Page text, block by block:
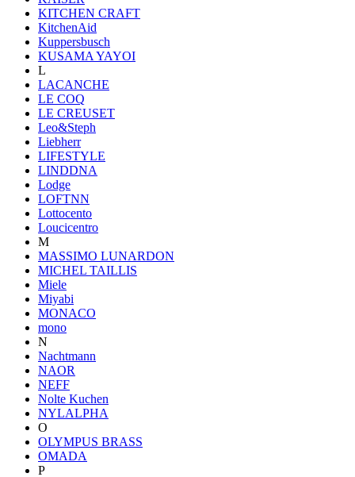
KITCHEN CRAFT
KitchenAid
Kuppersbusch
KUSAMA YAYOI
L
LACANCHE
LE COQ
LE CREUSET
Leo&Steph
Liebherr
LIFESTYLE
LINDDNA
Lodge
LOFTNN
Lottocento
Loucicentro
M
MASSIMO LUNARDON
MICHEL TAILLIS
Miele
Miyabi
MONACO
mono
N
Nachtmann
NAOR
NEFF
Nolte Kuchen
NYLALPHA
O
OLYMPUS BRASS
OMADA
P